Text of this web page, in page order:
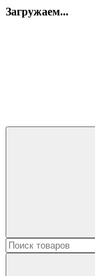
Загружаем...